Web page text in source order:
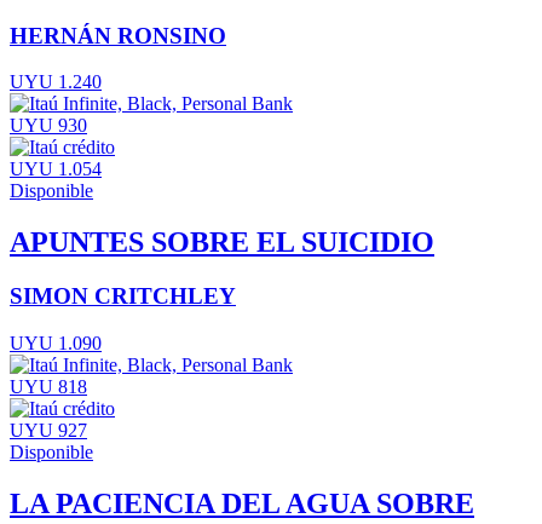
HERNÁN RONSINO
UYU 1.240
UYU 930
UYU 1.054
Disponible
APUNTES SOBRE EL SUICIDIO
SIMON CRITCHLEY
UYU 1.090
UYU 818
UYU 927
Disponible
LA PACIENCIA DEL AGUA SOBRE